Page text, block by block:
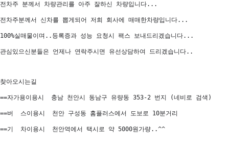
전차주 분께서 차량관리를 아주 잘하신 차량입니다...
전차주분께서 신차를 뽑게되어 저희 회사에 매매한차량입니다...
100%실매물이며..등록증과 성능 요청시 팩스 보내드리겠습니다...
관심있으신분들은 언제나 연락주시면 유선상담하여 드리겠습니다..
찾아오시는길
==자가용이용시  충남 천안시 동남구 유량동 353-2 번지 (네비로 검색)
==버  스이용시  천안 구성동 홈플러스에서 도보로 10분거리
==기  차이용시  천안역에서 택시로 약 5000원가량..^^